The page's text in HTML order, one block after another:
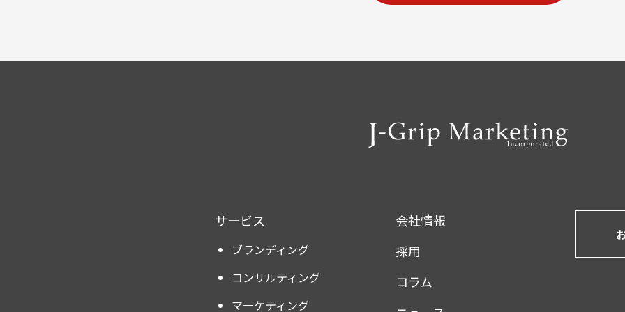
サービス
ブランディング
コンサルティング
マーケティング
会社情報
採用
コラム